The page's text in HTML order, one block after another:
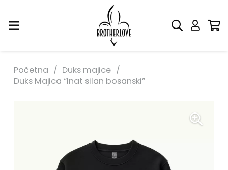
Početna / Duks majice /
Duks Majica “Inat silan bosanski”